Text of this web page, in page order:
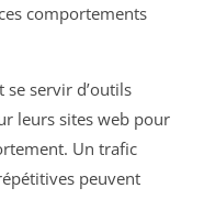
comportements
se servir d’outils
leurs sites web pour
Un trafic
peuvent